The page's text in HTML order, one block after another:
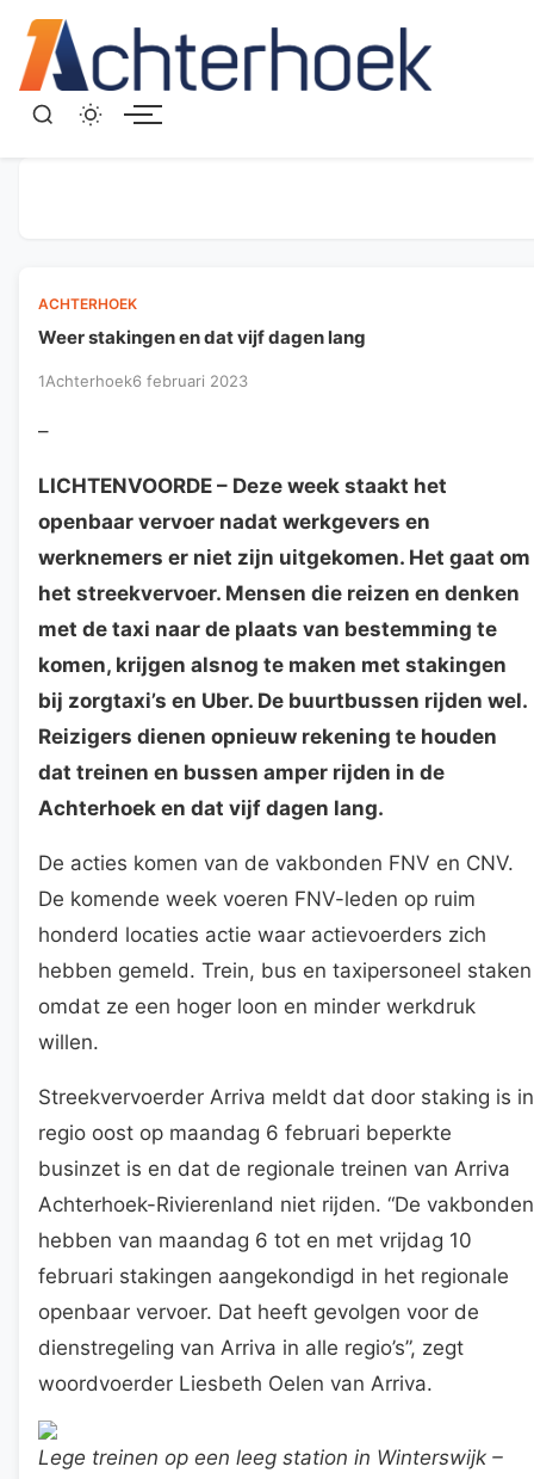
ACHTERHOEK
Weer stakingen en dat vijf dagen lang
1Achterhoek6 februari 2023
–
LICHTENVOORDE – Deze week staakt het
openbaar vervoer nadat werkgevers en
werknemers er niet zijn uitgekomen. Het gaat om
het streekvervoer. Mensen die reizen en denken
met de taxi naar de plaats van bestemming te
komen, krijgen alsnog te maken met stakingen
bij zorgtaxi’s en Uber. De buurtbussen rijden wel.
Reizigers dienen opnieuw rekening te houden
dat treinen en bussen amper rijden in de
Achterhoek en dat vijf dagen lang.
De acties komen van de vakbonden FNV en CNV.
De komende week voeren FNV-leden op ruim
honderd locaties actie waar actievoerders zich
hebben gemeld. Trein, bus en taxipersoneel staken
omdat ze een hoger loon en minder werkdruk
willen.
Streekvervoerder Arriva meldt dat door staking is in
regio oost op maandag 6 februari beperkte
businzet is en dat de regionale treinen van Arriva
Achterhoek-Rivierenland niet rijden. “De vakbonden
hebben van maandag 6 tot en met vrijdag 10
februari stakingen aangekondigd in het regionale
openbaar vervoer. Dat heeft gevolgen voor de
dienstregeling van Arriva in alle regio’s”, zegt
woordvoerder Liesbeth Oelen van Arriva.
Lege treinen op een leeg station in Winterswijk –